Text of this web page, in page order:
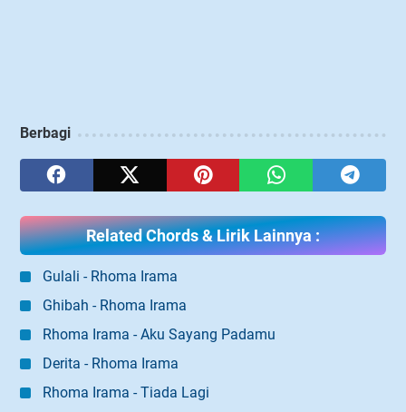
Berbagi
Related Chords & Lirik Lainnya :
Gulali - Rhoma Irama
Ghibah - Rhoma Irama
Rhoma Irama - Aku Sayang Padamu
Derita - Rhoma Irama
Rhoma Irama - Tiada Lagi